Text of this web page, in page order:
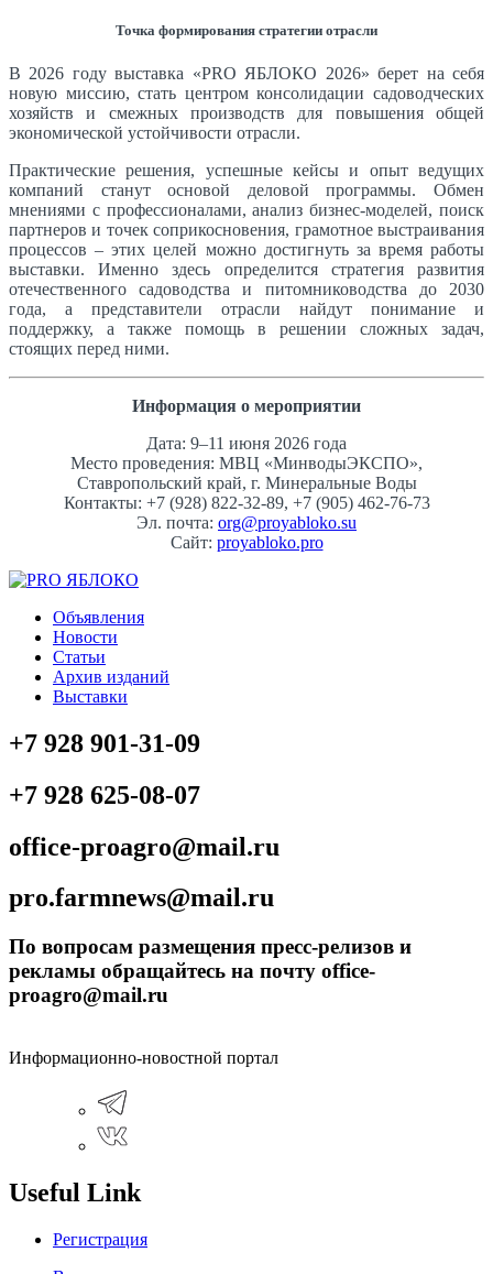
Точка формирования стратегии отрасли
В 2026 году выставка «PRO ЯБЛОКО 2026» берет на себя
новую миссию, стать центром консолидации садоводческих
хозяйств и смежных производств для повышения общей
экономической устойчивости отрасли.
Практические решения, успешные кейсы и опыт ведущих
компаний станут основой деловой программы. Обмен
мнениями с профессионалами, анализ бизнес-моделей, поиск
партнеров и точек соприкосновения, грамотное выстраивания
процессов – этих целей можно достигнуть за время работы
выставки. Именно здесь определится стратегия развития
отечественного садоводства и питомниководства до 2030
года, а представители отрасли найдут понимание и
поддержку, а также помощь в решении сложных задач,
стоящих перед ними.
Информация о мероприятии
Дата: 9–11 июня 2026 года
Место проведения: МВЦ «МинводыЭКСПО»,
Ставропольский край, г. Минеральные Воды
Контакты: +7 (928) 822-32-89, +7 (905) 462-76-73
Эл. почта: org@proyabloko.su
Сайт: proyabloko.pro
Объявления
Новости
Статьи
Архив изданий
Выставки
+7 928 901-31-09
+7 928 625-08-07
office-proagro@mail.ru
pro.farmnews@mail.ru
По вопросам размещения пресс-релизов и
рекламы обращайтесь на почту office-
proagro@mail.ru
Информационно-новостной портал
Useful Link
Регистрация